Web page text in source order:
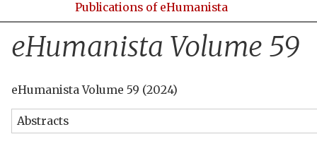
u
Publications of eHumanista
eHumanista Volume 59
eHumanista Volume 59 (2024)
Abstracts